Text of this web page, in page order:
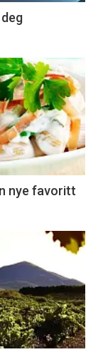
nye favoritt